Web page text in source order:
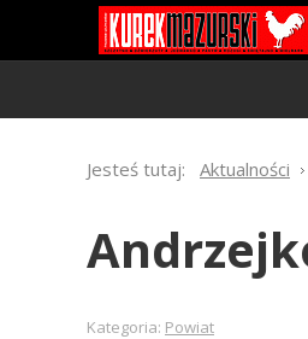
Jesteś tutaj: Aktualności
Kategoria: Powiat